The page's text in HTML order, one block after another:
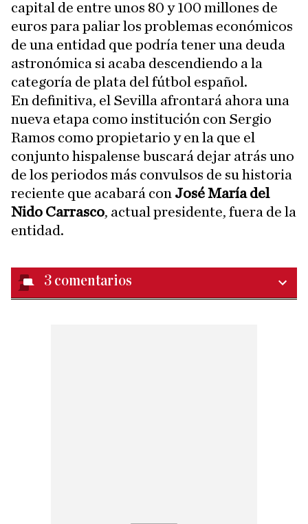
capital de entre unos 80 y 100 millones de
euros para paliar los problemas económicos
de una entidad que podría tener una deuda
astronómica si acaba descendiendo a la
categoría de plata del fútbol español.
En definitiva, el Sevilla afrontará ahora una
nueva etapa como institución con Sergio
Ramos como propietario y en la que el
conjunto hispalense buscará dejar atrás uno
de los periodos más convulsos de su historia
reciente que acabará con José María del
Nido Carrasco, actual presidente, fuera de la
entidad.
3 comentarios